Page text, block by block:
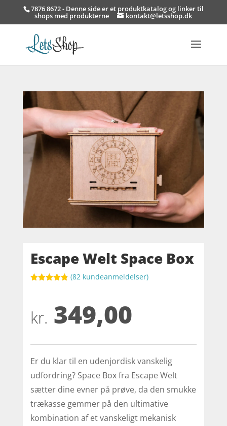
7876 8672 - Denne side er et produktkatalog og linker til
shops med produkterne kontakt@letsshop.dk
Escape Welt Space Box
baseret på
kundebedøm
melser
(82 kundeanmeldelser)
kr. 349,00
Er du klar til en udenjordisk vanskelig
udfordring? Space Box fra Escape Welt
sætter dine evner på prøve, da den smukke
trækasse gemmer på den ultimative
kombination af et vanskeligt mekanisk